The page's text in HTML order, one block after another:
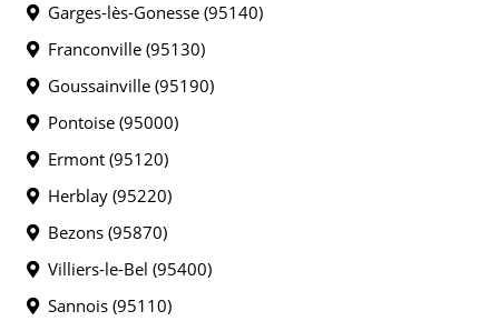
Garges-lès-Gonesse (95140)
Franconville (95130)
Goussainville (95190)
Pontoise (95000)
Ermont (95120)
Herblay (95220)
Bezons (95870)
Villiers-le-Bel (95400)
Sannois (95110)